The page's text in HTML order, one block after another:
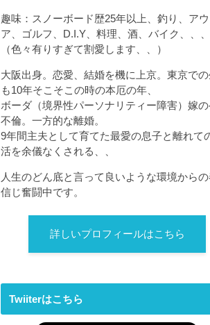
趣味：スノーボード歴25年以上、釣り、ア
ア、ゴルフ、D.I.Y、料理、酒、バイク、、、
（色々有りすぎて割愛します、、）
大阪出身。恋愛、結婚を機に上京。東京で
も10年そこそこの時の本厄の年、
ボーダ（境界性パーソナリティー障害）嫁の
不倫。一方的な離婚。
9年間主夫として育てた最愛の息子と離れて
活を余儀なくされる、、
人生のどん底と言って良いような環境から
信じ奮闘中です。
詳しいプロフィールはこちら
Twiiterはこちら